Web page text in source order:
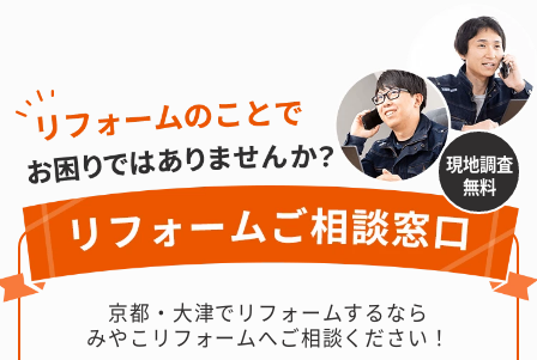
現地調査
無料
京都・大津でリフォームするなら
みやこリフォームへご相談ください！